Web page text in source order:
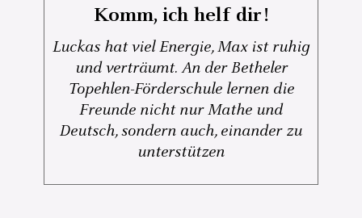
Komm, ich helf dir!
Luckas hat viel Energie, Max ist ruhig
und verträumt. An der Betheler
Topehlen-Förderschule lernen die
Freunde nicht nur Mathe und
Deutsch, sondern auch, einander zu
unterstützen